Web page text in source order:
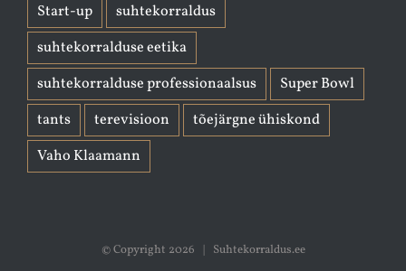
Start-up
suhtekorraldus
suhtekorralduse eetika
suhtekorralduse professionaalsus
Super Bowl
tants
terevisioon
tõejärgne ühiskond
Vaho Klaamann
© Copyright 2026 | Suhtekorraldus.ee